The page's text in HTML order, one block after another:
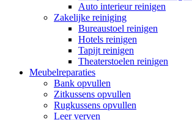
Auto interieur reinigen
Zakelijke reiniging
Bureaustoel reinigen
Hotels reinigen
Tapijt reinigen
Theaterstoelen reinigen
Meubelreparaties
Bank opvullen
Zitkussens opvullen
Rugkussens opvullen
Leer verven